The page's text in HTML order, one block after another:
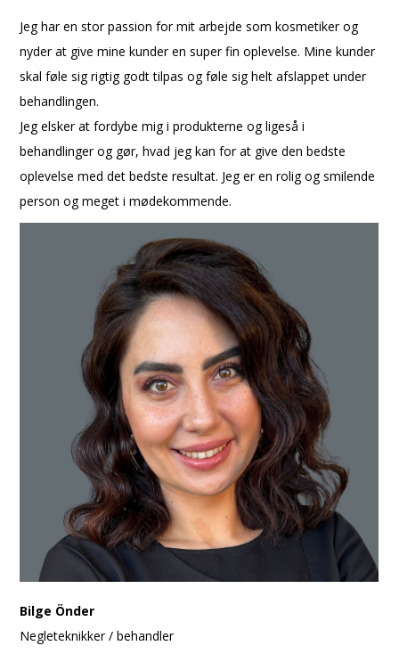
Jeg har en stor passion for mit arbejde som kosmetiker og
nyder at give mine kunder en super fin oplevelse. Mine kunder
skal føle sig rigtig godt tilpas og føle sig helt afslappet under
behandlingen.
Jeg elsker at fordybe mig i produkterne og ligeså i
behandlinger og gør, hvad jeg kan for at give den bedste
oplevelse med det bedste resultat. Jeg er en rolig og smilende
person og meget i mødekommende.
Bilge Önder
Negleteknikker / behandler